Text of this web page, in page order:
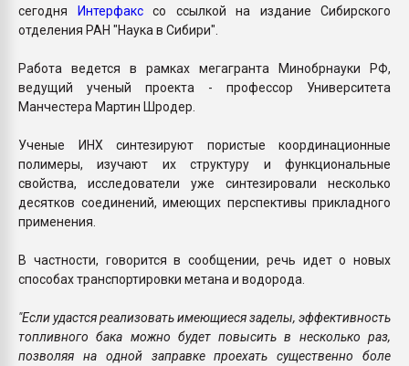
сегодня Интерфакссо ссылкой на издание Сибирского
отделения РАН "Наука в Сибири".
Работа ведется в рамках мегагранта Минобрнауки РФ,
ведущий ученый проекта - профессор Университета
Манчестера Мартин Шродер.
Ученые ИНХ синтезируют пористые координационные
полимеры, изучают их структуру и функциональные
свойства, исследователи уже синтезировали несколько
десятков соединений, имеющих перспективы прикладного
применения.
В частности, говорится в сообщении, речь идет о новых
способах транспортировки метана и водорода.
"Если удастся реализовать имеющиеся заделы, эффективность
топливного бака можно будет повысить в несколько раз,
позволяя на одной заправке проехать существенно боле